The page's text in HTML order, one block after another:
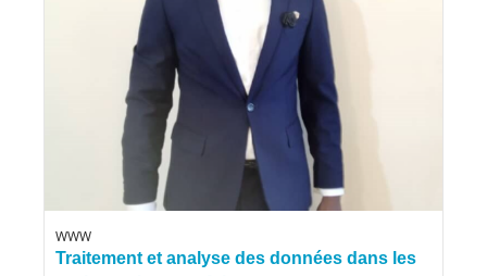
WWW
Traitement et analyse des données dans les